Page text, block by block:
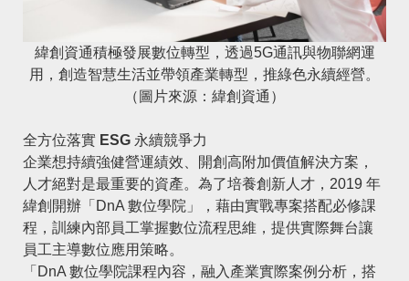
緯創資通積極發展數位轉型，透過5G通訊與物聯網運
用，創造智慧生活並帶領產業轉型，推綠色永續經營。
（圖片來源：緯創資通）
全方位落實 ESG 永續競爭力
企業想持續強健營運績效、開創高附加價值解決方案，
人才絕對是最重要的資產。為了培養創新人才，2019 年
緯創開辦「DnA 數位學院」，藉由實戰專案搭配必修課
程，訓練內部員工掌握數位流程思維，提供實際舞台讓
員工主導數位應用策略。
「DnA 數位學院課程內容，融入產業實際案例分析，搭